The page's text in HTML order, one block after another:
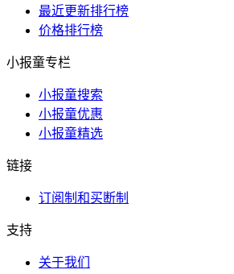
最近更新排行榜
价格排行榜
小报童专栏
小报童搜索
小报童优惠
小报童精选
链接
订阅制和买断制
支持
关于我们